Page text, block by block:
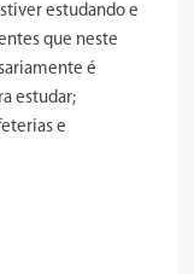
estudando e
que neste
é
estudar;
e